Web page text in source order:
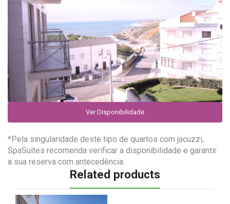
Ver Disponibilidade
*Pela singularidade deste tipo de quartos com jacuzzi,
SpaSuites recomenda verificar a disponibilidade e garantir
a sua reserva com antecedência.
Related products